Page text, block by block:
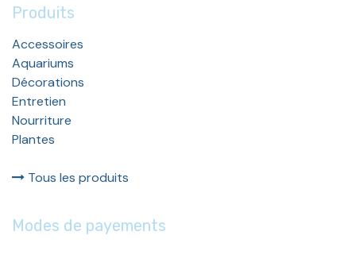
Produits
Accessoires
Aquariums
Décorations
Entretien
Nourriture
Plantes
Tous les produits
Modes de payements